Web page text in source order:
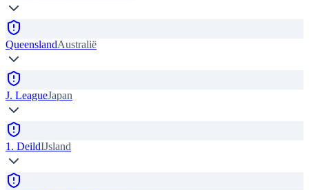
QueenslandAustralië
J. LeagueJapan
1. DeildIJsland